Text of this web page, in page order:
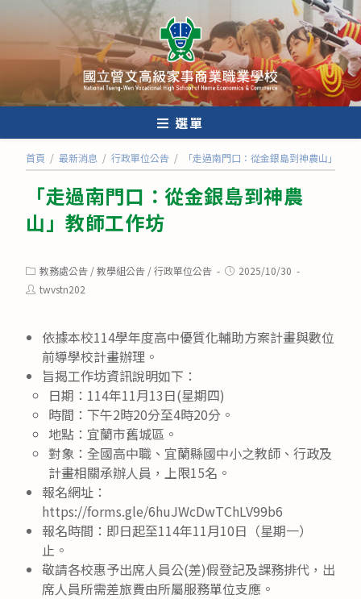
內
選單
首頁 / 最新消息 / 行政單位公告 / 「走過南門口：從金銀島到神農山」教師
「走過南門口：從金銀島到神農
山」教師工作坊
Post
category:
教務處公告 /教學組公告 /行政單位公告
Post2025/10/30
Posttwvstn202
依據本校114學年度高中優質化輔助方案計畫與數位
前導學校計畫辦理。
旨揭工作坊資訊說明如下：
日期：114年11月13日(星期四)
時間：下午2時20分至4時20分。
地點：宜蘭市舊城區。
對象：全國高中職、宜蘭縣國中小之教師、行政及
計畫相關承辦人員，上限15名。
報名網址：
https://forms.gle/6huJWcDwTChLV99b6
報名時間：即日起至114年11月10日（星期一）
止。
敬請各校惠予出席人員公(差)假登記及課務排代，出
席人員所需差旅費由所屬服務單位支應。